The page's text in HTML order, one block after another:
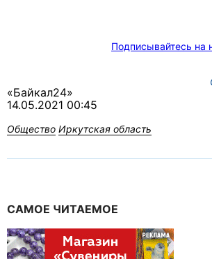
Подписывайтесь на
«Байкал24»
14.05.2021 00:45
Общество Иркутская область
САМОЕ ЧИТАЕМОЕ